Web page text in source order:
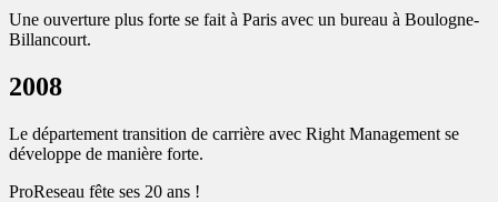
Une ouverture plus forte se fait à Paris avec un bureau à Boulogne-
Billancourt.
2008
Le département transition de carrière avec Right Management se
développe de manière forte.
ProReseau fête ses 20 ans !